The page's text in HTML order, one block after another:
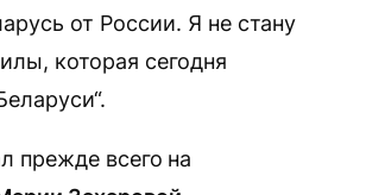
от России. Я не стану
которая сегодня
прежде всего на